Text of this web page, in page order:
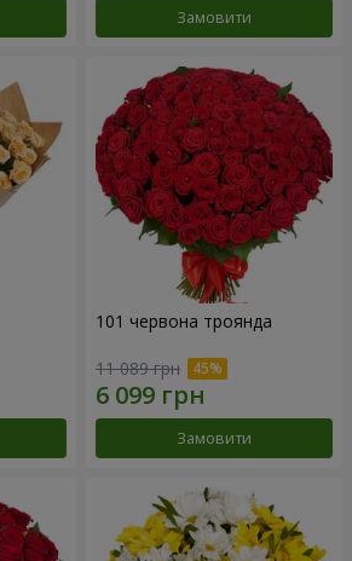
Замовити
101 червона троянда
11 089 грн
Замовити